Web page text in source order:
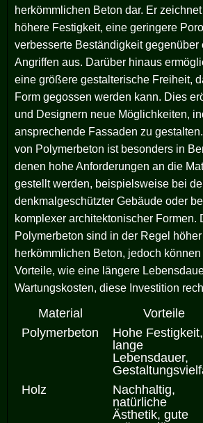
herkömmlichen Beton dar. Er
höhere Festigkeit, eine geringere
verbesserte Beständigkeit gegenüber
Angriffen aus. Darüber hinaus
eine größere gestalterische Freiheit,
Form gegossen werden kann. Dies
und Designern neue Möglichkeiten,
ansprechende Fassaden zu gestalten.
von Polymerbeton ist besonders in
denen hohe Anforderungen an die
gestellt werden, beispielsweise bei
denkmalgeschützter Gebäude oder
komplexer architektonischer Formen.
Polymerbeton sind in der Regel
herkömmlichen Beton, jedoch
Vorteile, wie eine längere
Wartungskosten, diese Investition
Material Vorteile
Polymerbeton
Hohe Festigkeit,
lange
Lebensdauer,
Holz
Nachhaltig,
natürliche
Ästhetik, gute